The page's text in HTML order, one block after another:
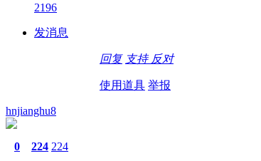
2196
发消息
回复 支持 反对
使用道具 举报
hnjianghu8
0 224 224